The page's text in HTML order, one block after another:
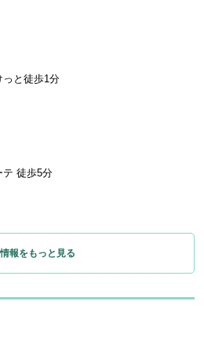
っと徒歩1分
テ 徒歩5分
報をもっと見る